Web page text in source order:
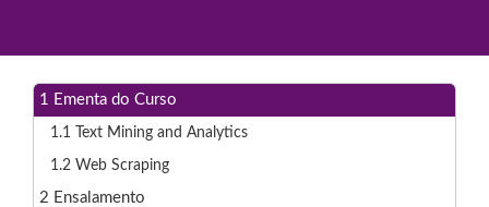
1 Ementa do Curso
1.1 Text Mining and Analytics
1.2 Web Scraping
2 Ensalamento